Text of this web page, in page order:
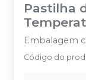
Pastilha
Embalagem
Código do